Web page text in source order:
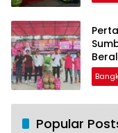
Popular